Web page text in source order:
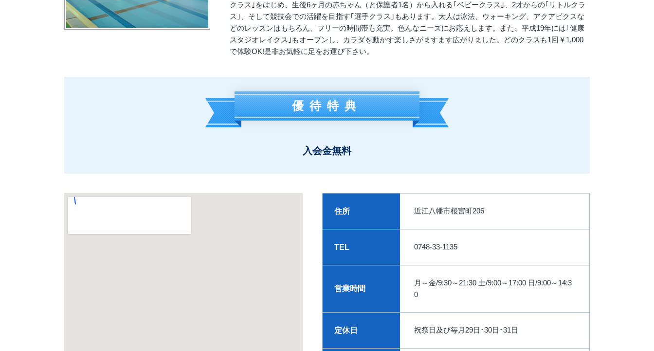
クラス｣をはじめ、生後6ヶ月の赤ちゃん（と保護者1名）から入れる｢ベビークラス｣、2才からの｢リトルクラ
ス｣、そして競技会での活躍を目指す｢選手クラス｣もあります。大人は泳法、ウォーキング、アクアビクスな
どのレッスンはもちろん、フリーの時間帯も充実。色んなニーズにお応えします。また、平成19年には｢健康
スタジオレイクス｣もオープンし、カラダを動かす楽しさがますます広がりました。どのクラスも1回￥1,000
で体験OK!是非お気軽に足をお運び下さい。
優待特典
入会金無料
住所 近江八幡市桜宮町206
TEL 0748-33-1135
営業時間
月～金/9:30～21:30 土/9:00～17:00 日/9:00～14:3
0
定休日 祝祭日及び毎月29日･30日･31日